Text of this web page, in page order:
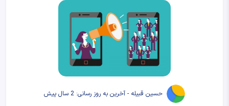
حسین قبیله - آخرین به روز رسانی: 2 سال پیش